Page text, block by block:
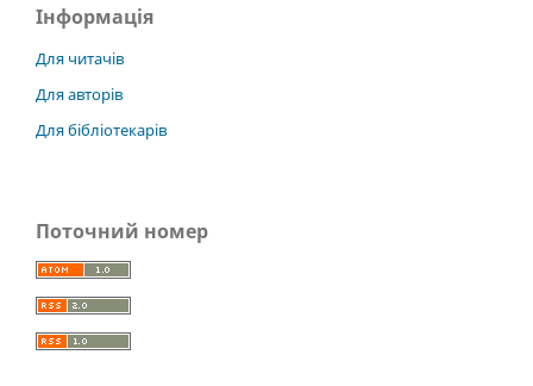
Інформація
Для читачів
Для авторів
Для бібліотекарів
Поточний номер